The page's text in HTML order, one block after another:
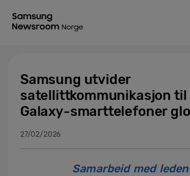
Samsung utvider
satellittkommunikasjon til
Galaxy-smarttelefoner
27/02/2026
Samarbeid med